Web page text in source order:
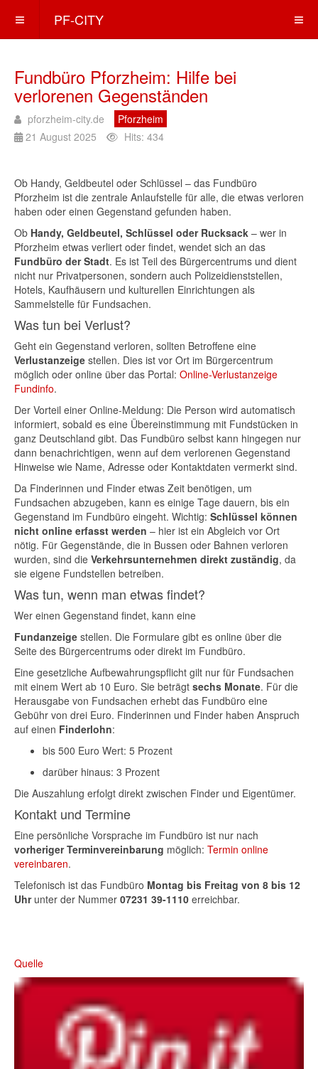
PF-CITY
Fundbüro Pforzheim: Hilfe bei
verlorenen Gegenständen
pforzheim-city.de
Pforzheim
21 August 2025
Hits: 434
Ob Handy, Geldbeutel oder Schlüssel – das Fundbüro
Pforzheim ist die zentrale Anlaufstelle für alle, die etwas verloren
haben oder einen Gegenstand gefunden haben.
Ob Handy, Geldbeutel, Schlüssel oder Rucksack – wer in
Pforzheim etwas verliert oder findet, wendet sich an das
Fundbüro der Stadt. Es ist Teil des Bürgercentrums und dient
nicht nur Privatpersonen, sondern auch Polizeidienststellen,
Hotels, Kaufhäusern und kulturellen Einrichtungen als
Sammelstelle für Fundsachen.
Was tun bei Verlust?
Geht ein Gegenstand verloren, sollten Betroffene eine
Verlustanzeige stellen. Dies ist vor Ort im Bürgercentrum
möglich oder online über das Portal: Online-Verlustanzeige
Fundinfo.
Der Vorteil einer Online-Meldung: Die Person wird automatisch
informiert, sobald es eine Übereinstimmung mit Fundstücken in
ganz Deutschland gibt. Das Fundbüro selbst kann hingegen nur
dann benachrichtigen, wenn auf dem verlorenen Gegenstand
Hinweise wie Name, Adresse oder Kontaktdaten vermerkt sind.
Da Finderinnen und Finder etwas Zeit benötigen, um
Fundsachen abzugeben, kann es einige Tage dauern, bis ein
Gegenstand im Fundbüro eingeht. Wichtig: Schlüssel können
nicht online erfasst werden – hier ist ein Abgleich vor Ort
nötig. Für Gegenstände, die in Bussen oder Bahnen verloren
wurden, sind die Verkehrsunternehmen direkt zuständig, da
sie eigene Fundstellen betreiben.
Was tun, wenn man etwas findet?
Wer einen Gegenstand findet, kann eine
Fundanzeige stellen. Die Formulare gibt es online über die
Seite des Bürgercentrums oder direkt im Fundbüro.
Eine gesetzliche Aufbewahrungspflicht gilt nur für Fundsachen
mit einem Wert ab 10 Euro. Sie beträgt sechs Monate. Für die
Herausgabe von Fundsachen erhebt das Fundbüro eine
Gebühr von drei Euro. Finderinnen und Finder haben Anspruch
auf einen Finderlohn:
bis 500 Euro Wert: 5 Prozent
darüber hinaus: 3 Prozent
Die Auszahlung erfolgt direkt zwischen Finder und Eigentümer.
Kontakt und Termine
Eine persönliche Vorsprache im Fundbüro ist nur nach
vorheriger Terminvereinbarung möglich: Termin online
vereinbaren.
Telefonisch ist das Fundbüro Montag bis Freitag von 8 bis 12
Uhrunter der Nummer 07231 39-1110 erreichbar.
Quelle